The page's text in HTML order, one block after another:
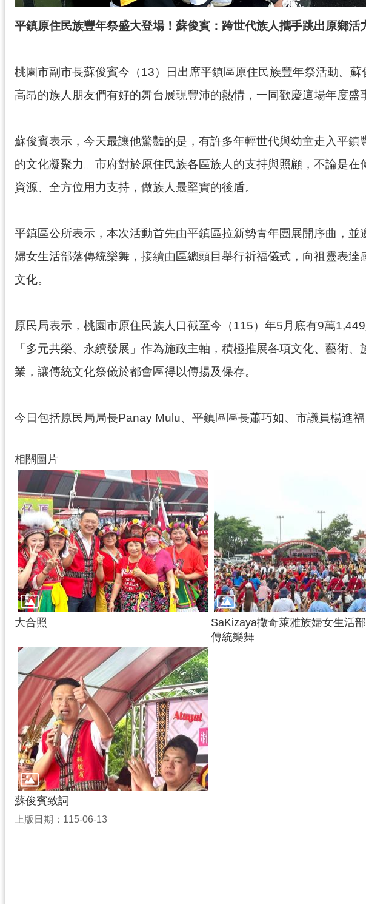
平鎮原住民族豐年祭盛大登場！蘇俊賓：跨世代族人攜手跳出原鄉活
桃園市副市長蘇俊賓今（13）日出席平鎮區原住民族豐年祭活動。
高昂的族人朋友們有好的舞台展現豐沛的熱情，一同歡慶這場年度盛
蘇俊賓表示，今天最讓他驚豔的是，有許多年輕世代與幼童走入平
的文化凝聚力。市府對於原住民族各區族人的支持與照顧，不論是
資源、全方位用力支持，做族人最堅實的後盾。
平鎮區公所表示，本次活動首先由平鎮區拉新勢青年團展開序曲，
婦女生活部落傳統樂舞，接續由區總頭目舉行祈福儀式，向祖靈表
文化。
原民局表示，桃園市原住民族人口截至今（115）年5月底有9萬
「多元共榮、永續發展」作為施政主軸，積極推展各項文化、藝術
業，讓傳統文化祭儀於都會區得以傳揚及保存。
今日包括原民局局長Panay Mulu、平鎮區區長蕭巧如、市議員楊進
相關圖片
大合照
SaKizaya撒奇萊雅族婦女生活
傳統樂舞
蘇俊賓致詞
上版日期：115-06-13